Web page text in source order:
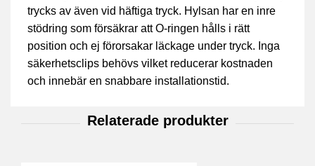
trycks av även vid häftiga tryck. Hylsan har en inre
stödring som försäkrar att O-ringen hålls i rätt
position och ej förorsakar läckage under tryck. Inga
säkerhetsclips behövs vilket reducerar kostnaden
och innebär en snabbare installationstid.